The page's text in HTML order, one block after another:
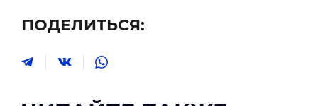
ПОДЕЛИТЬСЯ: